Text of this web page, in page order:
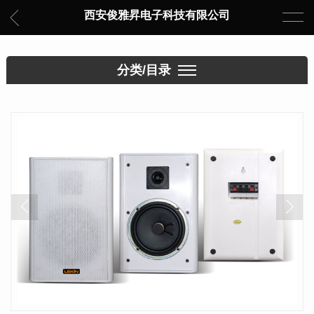
西安俊雅昇电子科技有限公司
分类/目录